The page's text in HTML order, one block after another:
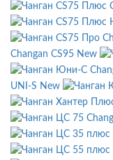
Changan CS95 New
UNI-S New